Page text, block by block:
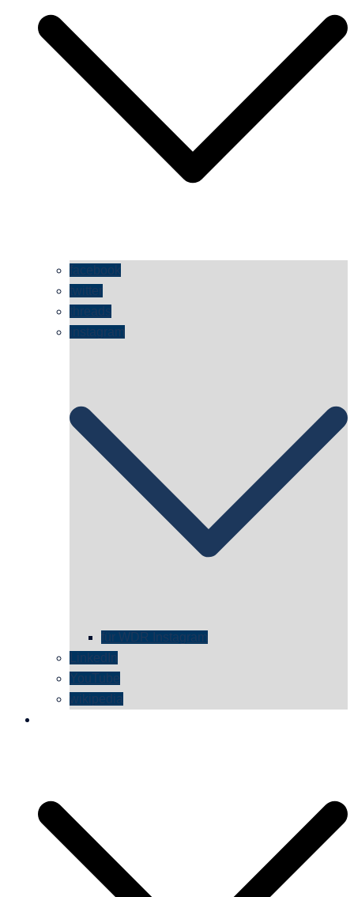
facebook
twitter
threads
instagram
für WDR Instagram
LinkedIn
YouTube
wikipedia